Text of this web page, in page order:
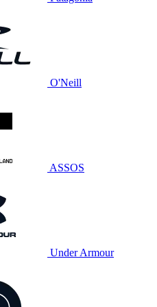
O'Neill
ASSOS
Under Armour